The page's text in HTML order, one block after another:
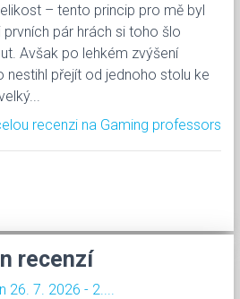
– tento princip pro mě byl
prvních pár hrách si toho šlo
Avšak po lehkém zvýšení
přejít od jednoho stolu ke
recenzi na Gaming professors
recenzí
7. 2026 - 2....